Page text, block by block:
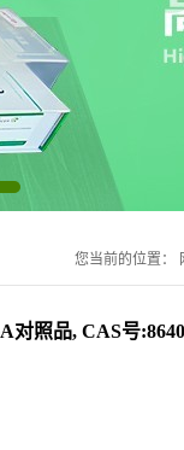
您当前的位置：
对照品, CAS号